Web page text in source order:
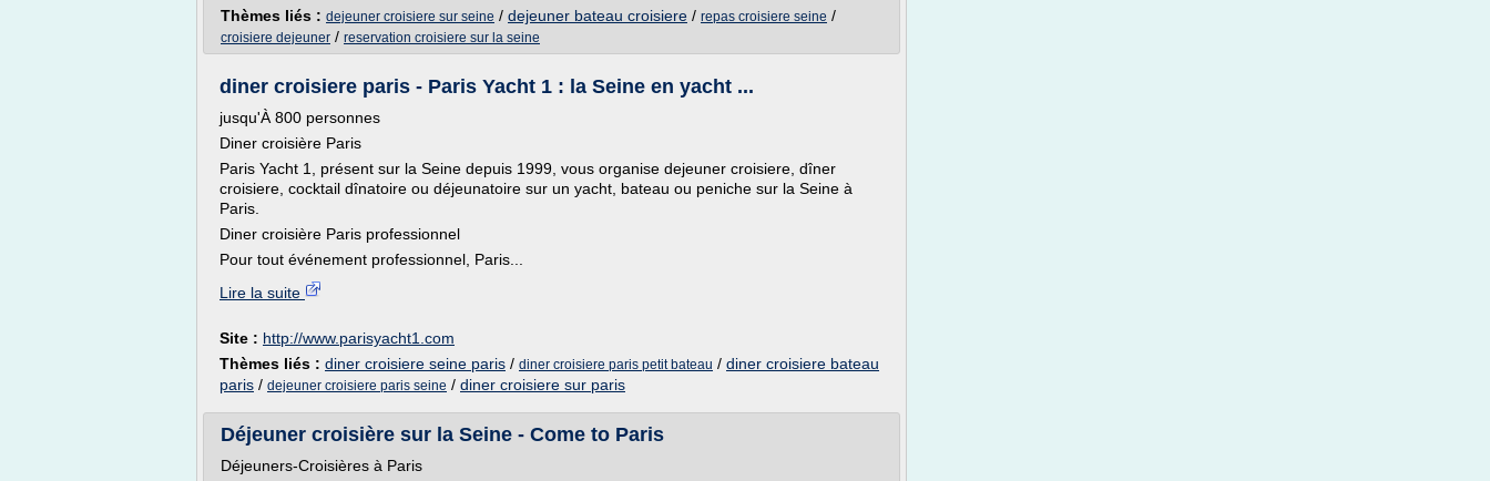
Thèmes liés : dejeuner croisiere sur seine / dejeuner bateau croisiere / repas croisiere seine /
croisiere dejeuner / reservation croisiere sur la seine
diner croisiere paris - Paris Yacht 1 : la Seine en yacht ...
jusqu'À 800 personnes
Diner croisière Paris
Paris Yacht 1, présent sur la Seine depuis 1999, vous organise dejeuner croisiere, dîner
croisiere, cocktail dînatoire ou déjeunatoire sur un yacht, bateau ou peniche sur la Seine à
Paris.
Diner croisière Paris professionnel
Pour tout événement professionnel, Paris...
Lire la suite
Site : http://www.parisyacht1.com
Thèmes liés : diner croisiere seine paris / diner croisiere paris petit bateau / diner croisiere bateau
paris / dejeuner croisiere paris seine / diner croisiere sur paris
Déjeuner croisière sur la Seine - Come to Paris
Déjeuners-Croisières à Paris